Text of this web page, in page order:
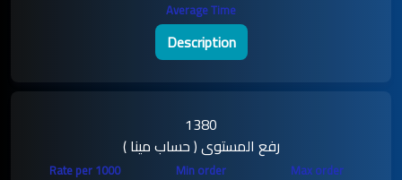
Description
1380
رفع المستوى ( حساب مينا )